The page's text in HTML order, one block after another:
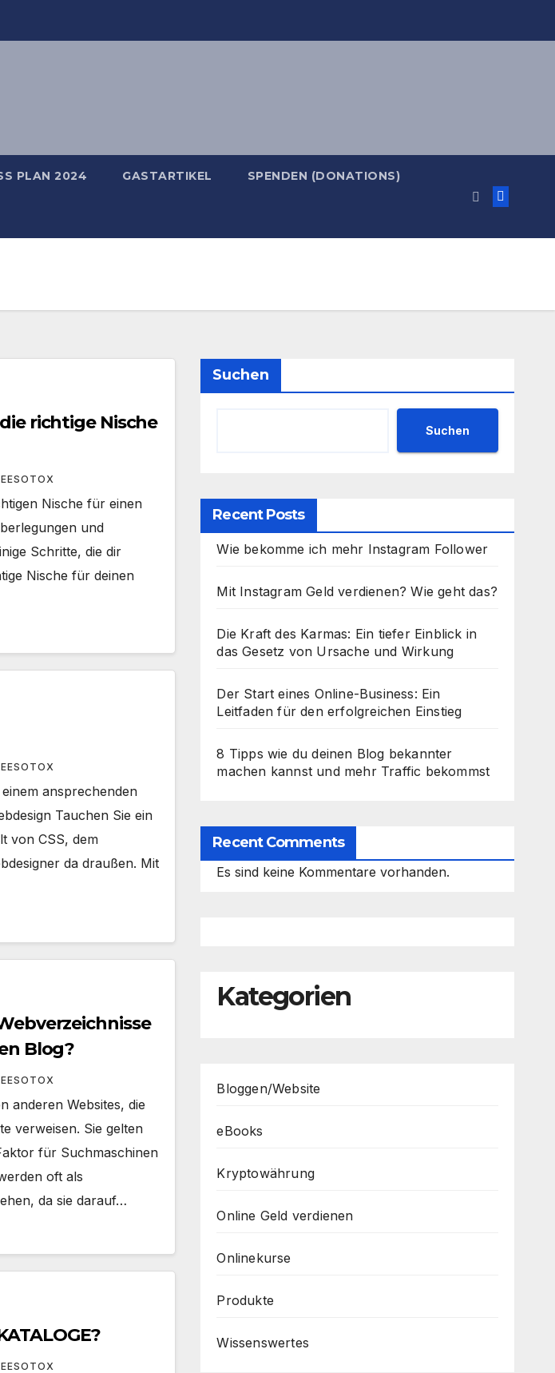
PLAN 2024 GASTARTIKEL SPENDEN (DONATIONS)
richtige Nische
Nische für einen
und
Schritte, die dir
Nische für deinen
ansprechenden
Tauchen Sie ein
von CSS, dem
da draußen. Mit
Blog?
anderen Websites, die
verweisen. Sie gelten
für Suchmaschinen
oft als
da sie darauf…
Suchen
Suchen
Recent Posts
Wie bekomme ich mehr Instagram Follower
Mit Instagram Geld verdienen? Wie geht das?
Die Kraft des Karmas: Ein tiefer Einblick in
das Gesetz von Ursache und Wirkung
Der Start eines Online-Business: Ein
Leitfaden für den erfolgreichen Einstieg
8 Tipps wie du deinen Blog bekannter
machen kannst und mehr Traffic bekommst
Recent Comments
Es sind keine Kommentare vorhanden.
Kategorien
Bloggen/Website
eBooks
Kryptowährung
Online Geld verdienen
Onlinekurse
Produkte
Wissenswertes